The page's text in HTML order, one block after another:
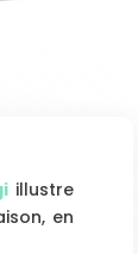
illustre
en